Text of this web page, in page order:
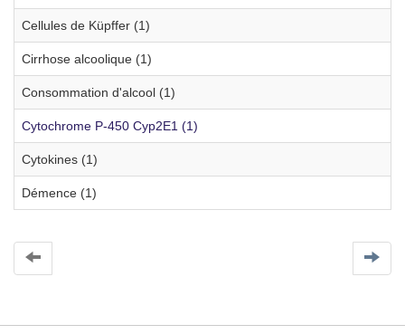
Cellules de Küpffer (1)
Cirrhose alcoolique (1)
Consommation d'alcool (1)
Cytochrome P-450 Cyp2E1 (1)
Cytokines (1)
Démence (1)